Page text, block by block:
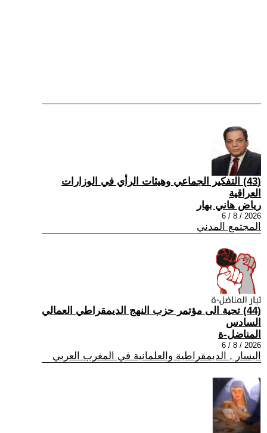
(43) التفكير الجماعي وهيئات الرأي في الوزارات
العراقية
رياض هاني بهار
2026 / 8 / 6
المجتمع المدني
(44) تحية الى مؤتمر حزب النهج الديمقراطي العمالي
السادس
المناضل-ة
2026 / 8 / 6
اليسار , الديمقراطية والعلمانية في المغرب العربي